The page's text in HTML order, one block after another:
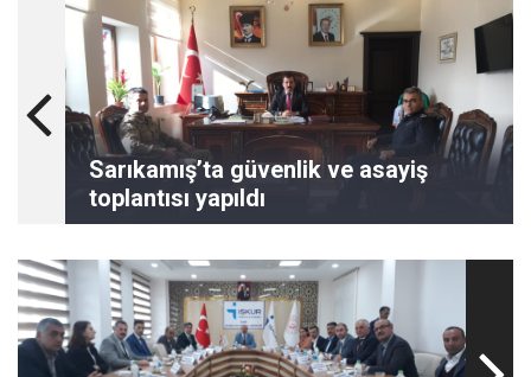
Sarıkamış’ta güvenlik ve asayiş
toplantısı yapıldı